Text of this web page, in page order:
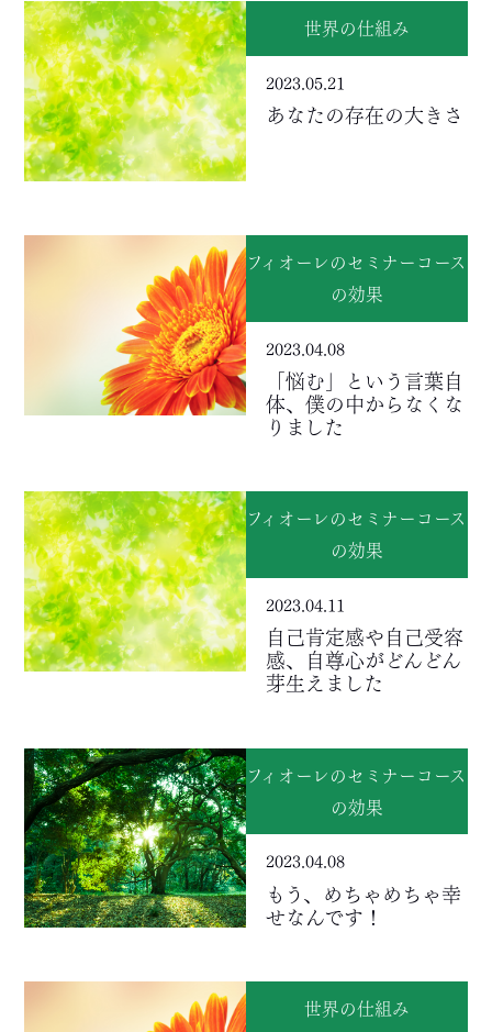
世界の仕組み
2023.05.21
あなたの存在の大きさ
フィオーレのセミナーコース
の効果
2023.04.08
「悩む」という言葉自
体、僕の中からなくな
りました
フィオーレのセミナーコース
の効果
2023.04.11
自己肯定感や自己受容
感、自尊心がどんどん
芽生えました
フィオーレのセミナーコース
の効果
2023.04.08
もう、めちゃめちゃ幸
せなんです！
世界の仕組み